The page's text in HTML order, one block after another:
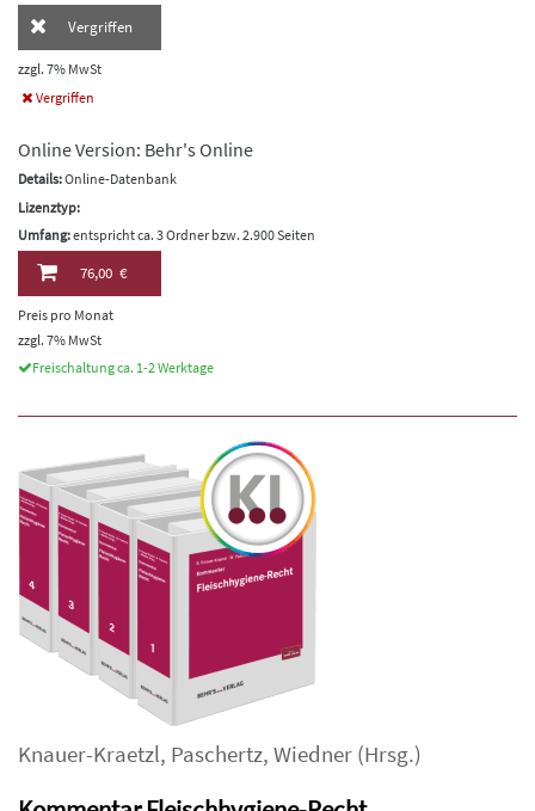
Vergriffen
zzgl. 7% MwSt
Vergriffen
Online Version: Behr's Online
Details:Online-Datenbank
Lizenztyp:
Umfang:entspricht ca. 3 Ordner bzw. 2.900 Seiten
76,00 €
Preis pro Monat
zzgl. 7% MwSt
Freischaltung ca. 1-2 Werktage
Knauer-Kraetzl, Paschertz, Wiedner (Hrsg.)